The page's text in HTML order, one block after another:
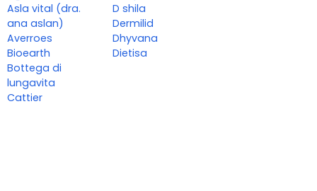
Asla vital (dra.
ana aslan)
Averroes
Bioearth
Bottega di
lungavita
Cattier
D shila
Dermilid
Dhyvana
Dietisa